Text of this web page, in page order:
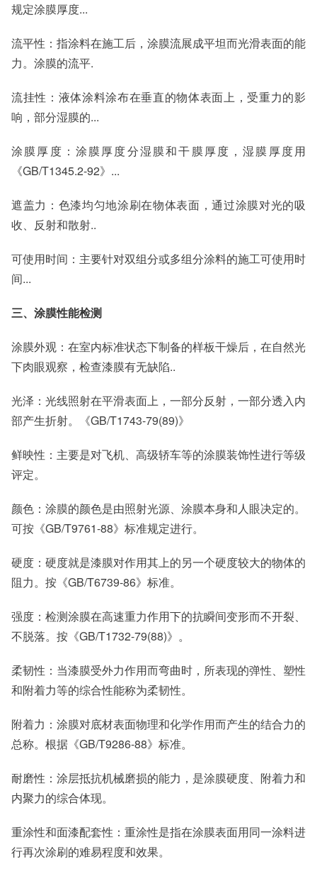
规定涂膜厚度...
流平性：指涂料在施工后，涂膜流展成平坦而光滑表面的能
力。涂膜的流平.
流挂性：液体涂料涂布在垂直的物体表面上，受重力的影
响，部分湿膜的...
涂膜厚度：涂膜厚度分湿膜和干膜厚度，湿膜厚度用
《GB/T1345.2-92》...
遮盖力：色漆均匀地涂刷在物体表面，通过涂膜对光的吸
收、反射和散射..
可使用时间：主要针对双组分或多组分涂料的施工可使用时
间...
三、涂膜性能检测
涂膜外观：在室内标准状态下制备的样板干燥后，在自然光
下肉眼观察，检查漆膜有无缺陷..
光泽：光线照射在平滑表面上，一部分反射，一部分透入内
部产生折射。《GB/T1743-79(89)》
鲜映性：主要是对飞机、高级轿车等的涂膜装饰性进行等级
评定。
颜色：涂膜的颜色是由照射光源、涂膜本身和人眼决定的。
可按《GB/T9761-88》标准规定进行。
硬度：硬度就是漆膜对作用其上的另一个硬度较大的物体的
阻力。按《GB/T6739-86》标准。
强度：检测涂膜在高速重力作用下的抗瞬间变形而不开裂、
不脱落。按《GB/T1732-79(88)》。
柔韧性：当漆膜受外力作用而弯曲时，所表现的弹性、塑性
和附着力等的综合性能称为柔韧性。
附着力：涂膜对底材表面物理和化学作用而产生的结合力的
总称。根据《GB/T9286-88》标准。
耐磨性：涂层抵抗机械磨损的能力，是涂膜硬度、附着力和
内聚力的综合体现。
重涂性和面漆配套性：重涂性是指在涂膜表面用同一涂料进
行再次涂刷的难易程度和效果。